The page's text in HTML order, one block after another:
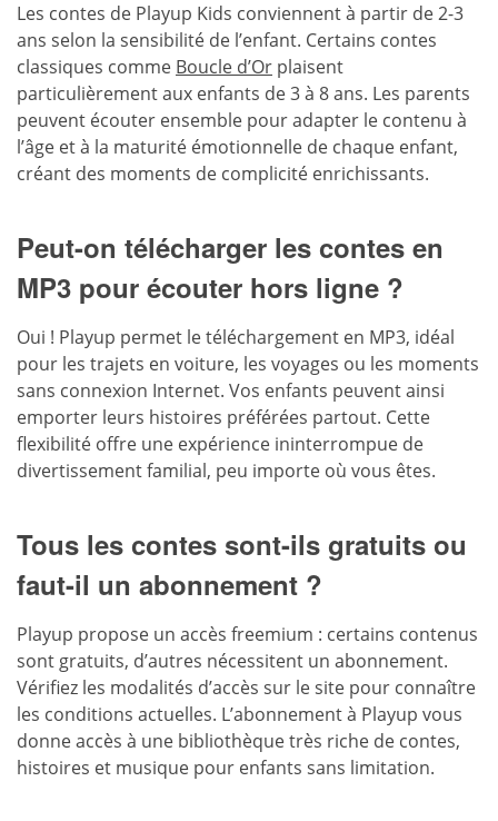
Les contes de Playup Kids conviennent à partir de 2-3
ans selon la sensibilité de l’enfant. Certains contes
classiques comme Boucle d’Or plaisent
particulièrement aux enfants de 3 à 8 ans. Les parents
peuvent écouter ensemble pour adapter le contenu à
l’âge et à la maturité émotionnelle de chaque enfant,
créant des moments de complicité enrichissants.
Peut-on télécharger les contes en
MP3 pour écouter hors ligne ?
Oui ! Playup permet le téléchargement en MP3, idéal
pour les trajets en voiture, les voyages ou les moments
sans connexion Internet. Vos enfants peuvent ainsi
emporter leurs histoires préférées partout. Cette
flexibilité offre une expérience ininterrompue de
divertissement familial, peu importe où vous êtes.
Tous les contes sont-ils gratuits ou
faut-il un abonnement ?
Playup propose un accès freemium : certains contenus
sont gratuits, d’autres nécessitent un abonnement.
Vérifiez les modalités d’accès sur le site pour connaître
les conditions actuelles. L’abonnement à Playup vous
donne accès à une bibliothèque très riche de contes,
histoires et musique pour enfants sans limitation.